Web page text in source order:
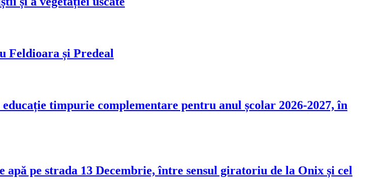
Feldioara și Predeal
timpurie complementare pentru anul școlar 2026-2027, în
pe strada 13 Decembrie, între sensul giratoriu de la Onix și cel